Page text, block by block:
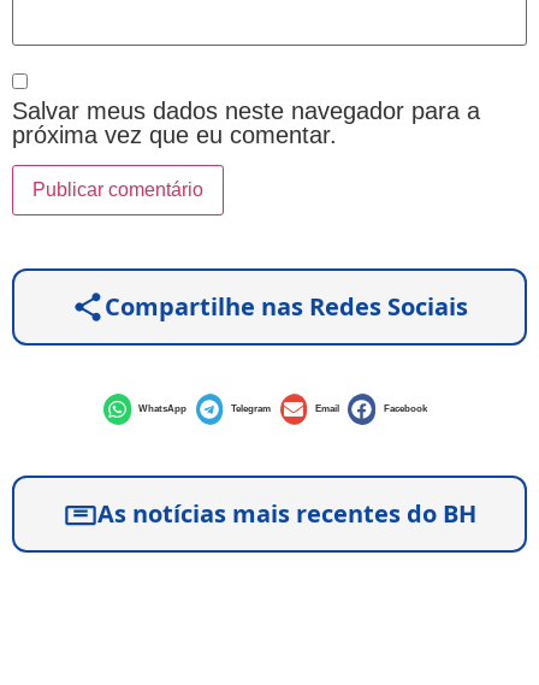
Salvar meus dados neste navegador para a
próxima vez que eu comentar.
Compartilhe nas Redes Sociais
WhatsApp Telegram Email Facebook
As notícias mais recentes do BH